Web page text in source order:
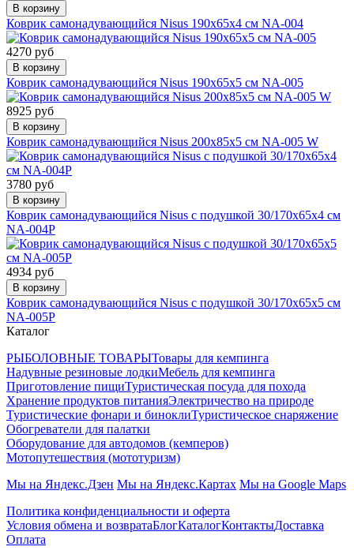
В корзину
Коврик самонадувающийся Nisus 190x65x4 см NA-004
4270 руб
В корзину
Коврик самонадувающийся Nisus 190x65x5 см NA-005
8925 руб
В корзину
Коврик самонадувающийся Nisus 200x85x5 см NA-005 W
3780 руб
В корзину
Коврик самонадувающийся Nisus с подушкой 30/170x65x4 см
NA-004P
4934 руб
В корзину
Коврик самонадувающийся Nisus с подушкой 30/170x65x5 см
NA-005P
Каталог
РЫБОЛОВНЫЕ ТОВАРЫТовары для кемпинга
Надувные резиновые лодкиМебель для кемпинга
Приготовление пищиТуристическая посуда для похода
Хранение продуктов питанияЭлектричество на природе
Туристические фонари и биноклиТуристическое снаряжение
Обогреватели для палатки
Оборудование для автодомов (кемперов)
Мотопутешествия (мототуризм)
Мы на Яндекс.Дзен Мы на Яндекс.Картах Мы на Google Maps
Политика конфиденциальности и оферта
Условия обмена и возвратаБлогКаталогКонтактыДоставка
Оплата